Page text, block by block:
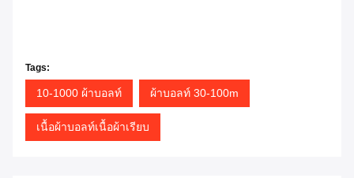
Tags:
10-1000 ผ้าบอลท์ ผ้าบอลท์ 30-100m
เนื้อผ้าบอลท์เนื้อผ้าเรียบ